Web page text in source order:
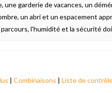
garderie de vacances, un
un abri et un espacement
l'humidité et la sécurité
| Combinaisons | Liste de